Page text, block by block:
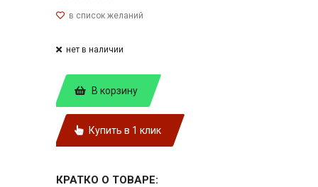
нет в наличии
В корзину
Купить в 1 клик
КРАТКО О ТОВАРЕ: